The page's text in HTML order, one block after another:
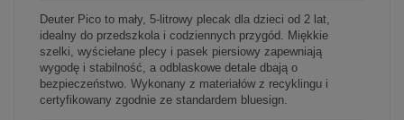
Deuter Pico to mały, 5-litrowy plecak dla dzieci od 2 lat,
idealny do przedszkola i codziennych przygód. Miękkie
szelki, wyściełane plecy i pasek piersiowy zapewniają
wygodę i stabilność, a odblaskowe detale dbają o
bezpieczeństwo. Wykonany z materiałów z recyklingu i
certyfikowany zgodnie ze standardem bluesign.